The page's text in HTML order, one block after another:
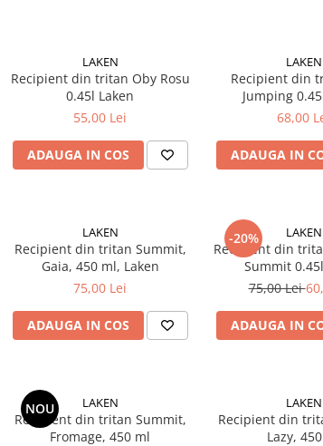
LAKEN
Recipient din tritan Oby Rosu
0.45l Laken
55,00 Lei
ADAUGA IN COS
LAKEN
Recipient din
Jumping
68,00
ADAUGA IN
LAKEN
Recipient din tritan Summit,
Gaia, 450 ml, Laken
75,00 Lei
ADAUGA IN COS
-20% LAKEN
Recipient din
Summit
75,00 Lei
ADAUGA IN
NOU LAKEN
Recipient din tritan Summit,
Fromage, 450 ml
LAKEN
Recipient din
Lazy,